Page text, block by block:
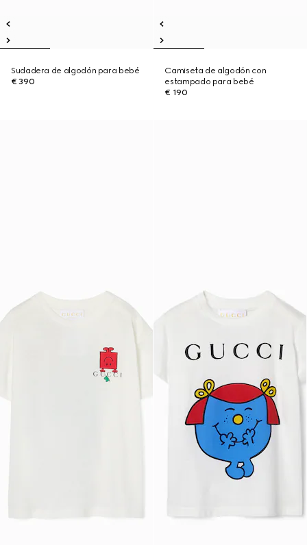
Sudadera de algodón para bebé
€ 390
Camiseta de algodón con
estampado para bebé
€ 190